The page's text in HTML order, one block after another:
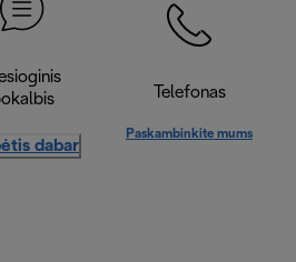
dabar
Telefonas
Paskambinkite mums